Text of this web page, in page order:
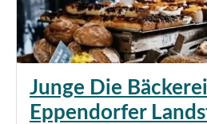
Junge Die
Eppendorfer